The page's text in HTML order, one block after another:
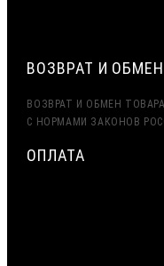
ВОЗВРАТ И ОБМЕН
ВОЗВРАТ И ОБМЕН
С НОРМАМИ ЗАКОНОВ
ОПЛАТА